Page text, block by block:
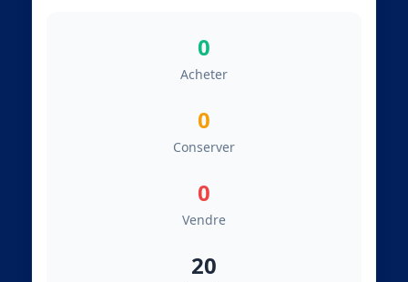
0
Acheter
0
Conserver
0
Vendre
20